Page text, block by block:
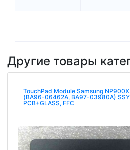
Другие товары
TouchPad Module Samsung
(BA96-06462A, BA97-03980A) SSY
PCB+GLASS, FFC